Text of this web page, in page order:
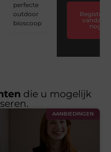
perfecte
outdoor
bioscoop
Registreer
vandaag
nog
die u mogelijk
AANBIEDINGEN